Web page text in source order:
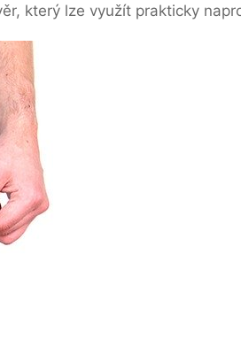
který lze využít prakticky